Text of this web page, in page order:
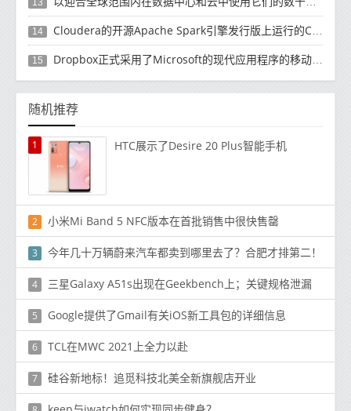
13
14 Cloudera的开源Apache Spark引擎发行版上运行的Cloud Dataflow版本
15 Dropbox正式​​采用了Microsoft的现代应用程序的移动计算方法
随机推荐
1 HTC展示了Desire 20 Plus智能手机
2 小米Mi Band 5 NFC版本在首批销售中很快售罄
3 今年几十万辆蔚来汽车都卖到哪里去了？合肥才排第二！
4 三星Galaxy A51s出现在Geekbench上；关键规格泄漏
5 Google提供了Gmail有关iOS新工具包的详细信息
6 TCL在MWC 2021上全力以赴
7 硅谷新地标！追觅科技北美全新旗舰店开业